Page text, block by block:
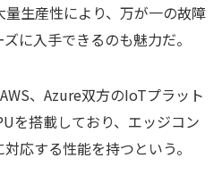
生産性により、万が一の故障
に入手できるのも魅力だ。
、Azure双方のIoTプラット
を搭載しており、エッジコン
応する性能を持つという。